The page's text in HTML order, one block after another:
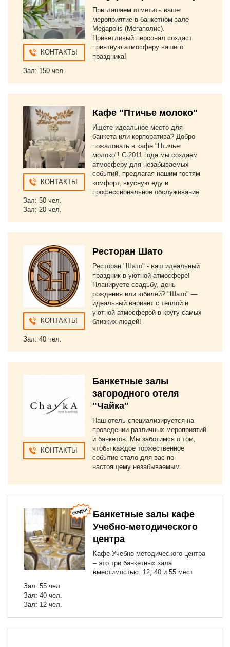
КОНТАКТЫ
Зал: 150 чел.
Приглашаем отметить ваше
мероприятие в банкетном зале
Megapolis (Мегаполис).
Приветливый персонал создаст
приятную атмосферу вашего
праздника!
КОНТАКТЫ
Зал: 50 чел.
Зал: 20 чел.
Кафе "Птичье молоко"
Ищете идеальное место для
банкета или корпоратива? Добро
пожаловать в кафе "Птичье
молоко"! С 2011 года мы создаем
атмосферу для незабываемых
событий, предлагая нашим гостям
комфорт, вкусную еду и
профессиональное обслуживание.
КОНТАКТЫ
Зал: 40 чел.
Ресторан Шато
Ресторан "Шато" - ваш идеальный
праздник в уютной атмосфере!
Планируете свадьбу, день
рождения или юбилей? "Шато" —
идеальный вариант с теплой и
уютной атмосферой в кругу самых
близких людей!
КОНТАКТЫ
Банкетные залы
загородного отеля
"Чайка"
Наш отель специализируется на
проведении различных мероприятий
и банкетов. Мы заботимся о том,
чтобы каждое торжественное
событие стало для вас по-
настоящему незабываемым.
Зал: 55 чел.
Зал: 40 чел.
Зал: 12 чел.
Банкетные залы кафе
Учебно-методического
центра
Кафе Учебно-методического центра
– это три банкетных зала
вместимостью: 12, 40 и 55 мест